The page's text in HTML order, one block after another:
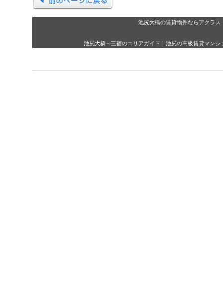
池尻大橋の賃貸物件ならアクラス
池尻大橋～三宿のエリアガイド ｜ 池尻の高級賃貸マンシ